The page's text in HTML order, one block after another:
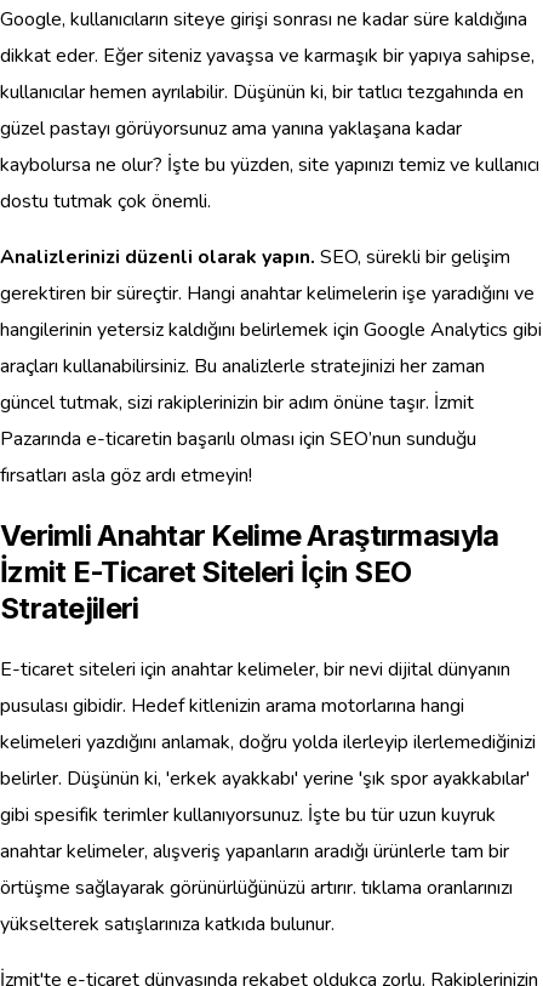
Google, kullanıcıların siteye girişi sonrası ne kadar süre kaldığına
dikkat eder. Eğer siteniz yavaşsa ve karmaşık bir yapıya sahipse,
kullanıcılar hemen ayrılabilir. Düşünün ki, bir tatlıcı tezgahında en
güzel pastayı görüyorsunuz ama yanına yaklaşana kadar
kaybolursa ne olur? İşte bu yüzden, site yapınızı temiz ve kullanıcı
dostu tutmak çok önemli.
Analizlerinizi düzenli olarak yapın. SEO, sürekli bir gelişim
gerektiren bir süreçtir. Hangi anahtar kelimelerin işe yaradığını ve
hangilerinin yetersiz kaldığını belirlemek için Google Analytics gibi
araçları kullanabilirsiniz. Bu analizlerle stratejinizi her zaman
güncel tutmak, sizi rakiplerinizin bir adım önüne taşır. İzmit
Pazarında e-ticaretin başarılı olması için SEO’nun sunduğu
fırsatları asla göz ardı etmeyin!
Verimli Anahtar Kelime Araştırmasıyla
İzmit E-Ticaret Siteleri İçin SEO
Stratejileri
E-ticaret siteleri için anahtar kelimeler, bir nevi dijital dünyanın
pusulası gibidir. Hedef kitlenizin arama motorlarına hangi
kelimeleri yazdığını anlamak, doğru yolda ilerleyip ilerlemediğinizi
belirler. Düşünün ki, 'erkek ayakkabı' yerine 'şık spor ayakkabılar'
gibi spesifik terimler kullanıyorsunuz. İşte bu tür uzun kuyruk
anahtar kelimeler, alışveriş yapanların aradığı ürünlerle tam bir
örtüşme sağlayarak görünürlüğünüzü artırır. tıklama oranlarınızı
yükselterek satışlarınıza katkıda bulunur.
İzmit'te e-ticaret dünyasında rekabet oldukça zorlu. Rakiplerinizin